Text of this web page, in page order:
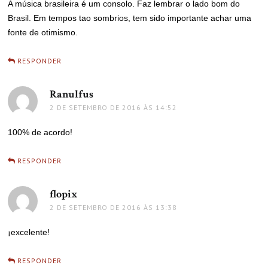
A música brasileira é um consolo. Faz lembrar o lado bom do
Brasil. Em tempos tao sombrios, tem sido importante achar uma
fonte de otimismo.
RESPONDER
Ranulfus
2 DE SETEMBRO DE 2016 ÀS 14:52
100% de acordo!
RESPONDER
flopix
2 DE SETEMBRO DE 2016 ÀS 13:38
¡excelente!
RESPONDER